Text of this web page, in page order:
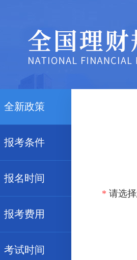
全新政策
报考条件
报名时间
报考费用
考试时间
* 请选